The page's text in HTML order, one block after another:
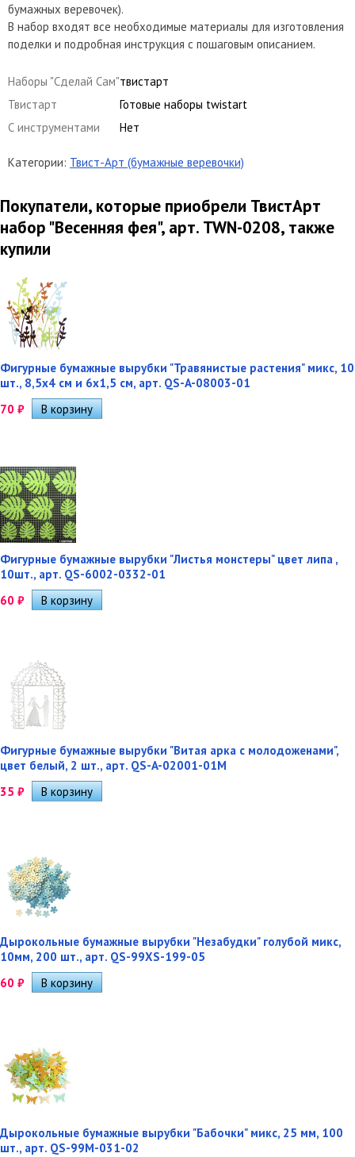
бумажных веревочек).
В набор входят все необходимые материалы для изготовления
поделки и подробная инструкция с пошаговым описанием.
Наборы "Сделай Сам"твистарт
Твистарт
Готовые наборы twistart
С инструментами
Нет
Категории: Твист-Арт (бумажные веревочки)
Покупатели, которые приобрели ТвистАрт
набор "Весенняя фея", арт. TWN-0208, также
купили
Фигурные бумажные вырубки "Травянистые растения" микс, 10
шт., 8,5х4 см и 6х1,5 см, арт. QS-A-08003-01
70 ₽
Фигурные бумажные вырубки "Листья монстеры" цвет липа ,
10шт., арт. QS-6002-0332-01
60 ₽
Фигурные бумажные вырубки "Витая арка с молодоженами",
цвет белый, 2 шт., арт. QS-A-02001-01M
35 ₽
Дырокольные бумажные вырубки "Незабудки" голубой микс,
10мм, 200 шт., арт. QS-99XS-199-05
60 ₽
Дырокольные бумажные вырубки "Бабочки" микс, 25 мм, 100
шт., арт. QS-99M-031-02